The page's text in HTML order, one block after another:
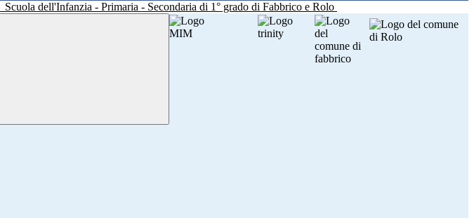
Scuola dell'Infanzia - Primaria - Secondaria di 1° grado di Fabbrico e Rolo